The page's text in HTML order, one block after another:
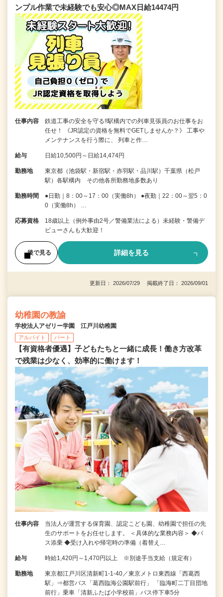
ンプル作業で未経験でも安心◎MAX日給14474円
仕事内容
鉄道工事の安全を守る!!駅構内での列車見張員のお仕事をお
任せ！ 《JR認定の資格を無料でGETしませんか？》 工事や
メンテナンスを行う際に、 列車と作…
給与 日給10,500円～日給14,474円
勤務地
東京都（池袋駅・新宿駅・赤羽駅・品川駅）千葉県（松戸
駅）各駅構内 その他各所勤務地多数あり
勤務時間
●日勤｜8：00～17：00（実働8h） ●夜勤｜22：00～翌5：0
0（実働8h） …
応募資格
18歳以上（例外事由2号／警備業法による）未経験・警備デ
ビューさんも大歓迎！
後で見る 詳細を見る
更新日： 2026/07/29 掲載終了日： 2026/09/01
幼稚園の教諭
学校法人アゼリー学園 江戸川幼稚園
アルバイト パート
【有資格者優遇】子どもたちと一緒に成長！働き方改革
で残業は少なく、効率的に働けます！
仕事内容
当法人が運営する保育園、認定こども園、幼稚園で担任の先
生のサポートをお任せします。 ＜具体的な業務内容＞ ◆バ
ス添乗 ◆受け入れや帰宅時の準備（着替え…
給与 時給1,420円～1,470円以上 ※別途手当支給（規定有）
勤務地
東京都江戸川区清新町1-1-40／東京メトロ東西線「西葛西
駅」⇒都営バス「葛西臨海公園駅前行」 「臨海町二丁目団地
前行」乗車「清新ふたば小学校前」バス停下車5分